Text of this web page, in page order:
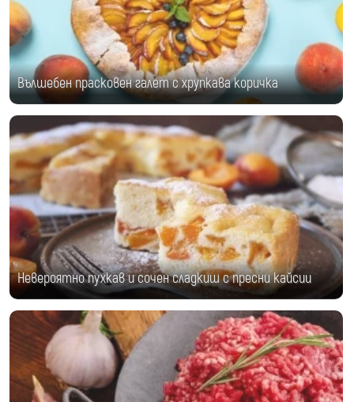
Вълшебен прасковен галет с хрупкава коричка
Невероятно пухкав и сочен сладкиш с пресни кайсии